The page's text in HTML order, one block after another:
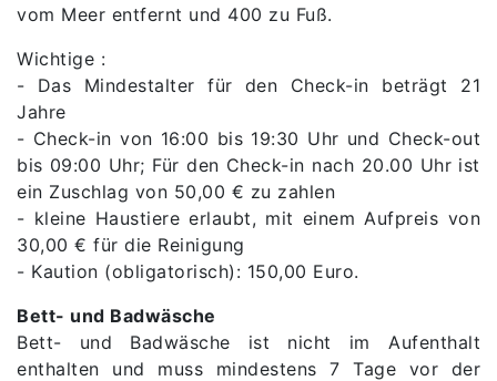
vom Meer entfernt und 400 zu Fuß.
Wichtige :
- Das Mindestalter für den Check-in beträgt 21
Jahre
- Check-in von 16:00 bis 19:30 Uhr und Check-out
bis 09:00 Uhr; Für den Check-in nach 20.00 Uhr ist
ein Zuschlag von 50,00 € zu zahlen
- kleine Haustiere erlaubt, mit einem Aufpreis von
30,00 € für die Reinigung
- Kaution (obligatorisch): 150,00 Euro.
Bett- und Badwäsche
Bett- und Badwäsche ist nicht im Aufenthalt
enthalten und muss mindestens 7 Tage vor der